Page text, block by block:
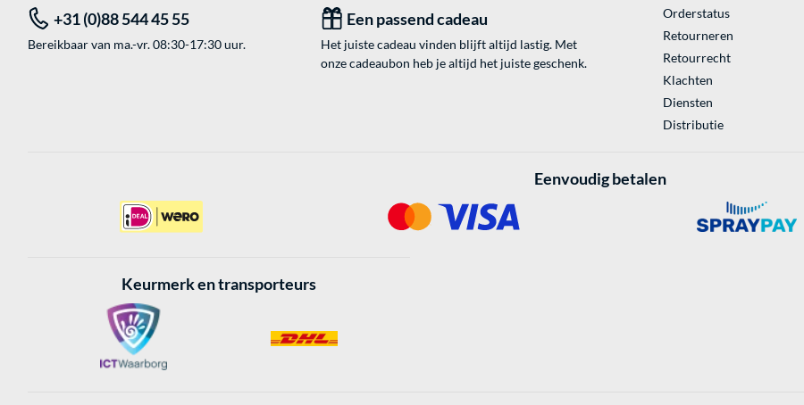
+31 (0)88 544 45 55
Bereikbaar van ma.-vr. 08:30-17:30 uur.
Een passend cadeau
Het juiste cadeau vinden blijft altijd lastig. Met
onze cadeaubon heb je altijd het juiste geschenk.
Orderstatus
Retourneren
Retourrecht
Klachten
Diensten
Distributie
Eenvoudig betalen
Keurmerk en transporteurs